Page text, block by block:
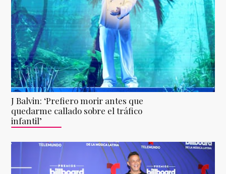
J Balvin: ‘Prefiero morir antes que
quedarme callado sobre el tráfico
infantil’